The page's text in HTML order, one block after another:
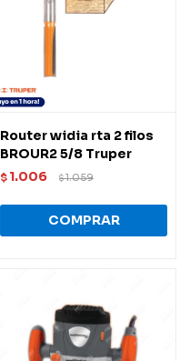
Router widia rta 2 filos
BROUR2 5/8 Truper
$ 1.006 $1.059